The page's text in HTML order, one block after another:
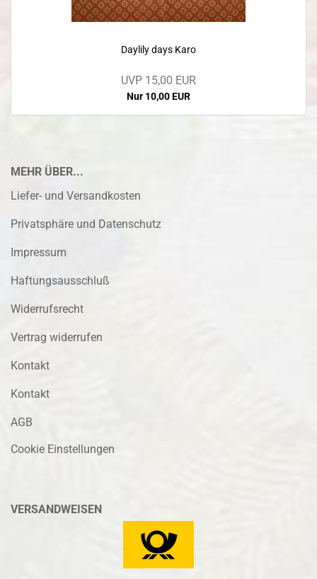
Daylily days Karo
UVP 15,00 EUR
Nur 10,00 EUR
MEHR ÜBER...
Liefer- und Versandkosten
Privatsphäre und Datenschutz
Impressum
Haftungsausschluß
Widerrufsrecht
Vertrag widerrufen
Kontakt
Kontakt
AGB
Cookie Einstellungen
VERSANDWEISEN